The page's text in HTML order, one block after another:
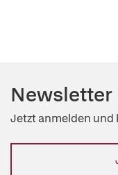
Newsletter
Jetzt anmelden und